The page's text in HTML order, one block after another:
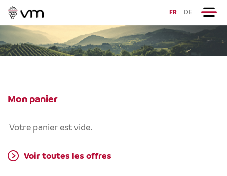
FR DE
Mon panier
Votre panier est vide.
Voir toutes les offres